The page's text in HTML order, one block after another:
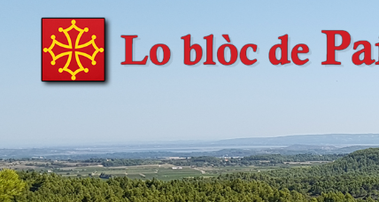
País Nòstre
Paratge e Convivència